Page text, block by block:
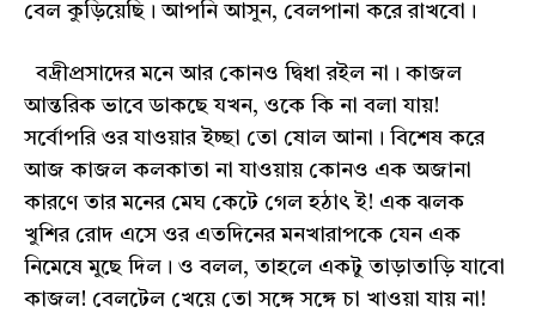
বেল কুড়িয়েছি। আপনি আসুন, বেলপানা করে রাখবো।
বদ্রীপ্রসাদের মনে আর কোনও দ্বিধা রইল না। কাজল
আন্তরিক ভাবে ডাকছে যখন, ওকে কি না বলা যায়!
সর্বোপরি ওর যাওয়ার ইচ্ছা তো ষোল আনা। বিশেষ করে
আজ কাজল কলকাতা না যাওয়ায় কোনও এক অজানা
কারণে তার মনের মেঘ কেটে গেল হঠাৎ ই! এক ঝলক
খুশির রোদ এসে ওর এতদিনের মনখারাপকে যেন এক
নিমেষে মুছে দিল। ও বলল, তাহলে একটু তাড়াতাড়ি যাবো
কাজল! বেলটেল খেয়ে তো সঙ্গে সঙ্গে চা খাওয়া যায় না!